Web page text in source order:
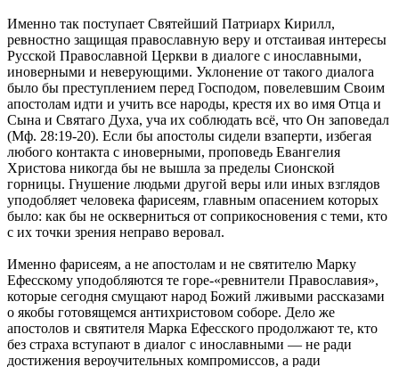
Именно так поступает Святейший Патриарх Кирилл,
ревностно защищая православную веру и отстаивая интересы
Русской Православной Церкви в диалоге с инославными,
иноверными и неверующими. Уклонение от такого диалога
было бы преступлением перед Господом, повелевшим Своим
апостолам идти и учить все народы, крестя их во имя Отца и
Сына и Святаго Духа, уча их соблюдать всё, что Он заповедал
(Мф. 28:19-20). Если бы апостолы сидели взаперти, избегая
любого контакта с иноверными, проповедь Евангелия
Христова никогда бы не вышла за пределы Сионской
горницы. Гнушение людьми другой веры или иных взглядов
уподобляет человека фарисеям, главным опасением которых
было: как бы не оскверниться от соприкосновения с теми, кто
с их точки зрения неправо веровал.
Именно фарисеям, а не апостолам и не святителю Марку
Ефесскому уподобляются те горе-«ревнители Православия»,
которые сегодня смущают народ Божий лживыми рассказами
о якобы готовящемся антихристовом соборе. Дело же
апостолов и святителя Марка Ефесского продолжают те, кто
без страха вступают в диалог с инославными — не ради
достижения вероучительных компромиссов, а ради